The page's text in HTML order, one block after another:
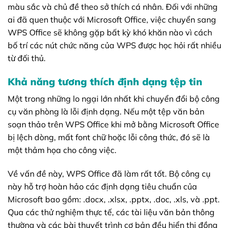
màu sắc và chủ đề theo sở thích cá nhân. Đối với những
ai đã quen thuộc với Microsoft Office, việc chuyển sang
WPS Office sẽ không gặp bất kỳ khó khăn nào vì cách
bố trí các nút chức năng của WPS được học hỏi rất nhiều
từ đối thủ.
Khả năng tương thích định dạng tệp tin
Một trong những lo ngại lớn nhất khi chuyển đổi bộ công
cụ văn phòng là lỗi định dạng. Nếu một tệp văn bản
soạn thảo trên WPS Office khi mở bằng Microsoft Office
bị lệch dòng, mất font chữ hoặc lỗi công thức, đó sẽ là
một thảm họa cho công việc.
Về vấn đề này, WPS Office đã làm rất tốt. Bộ công cụ
này hỗ trợ hoàn hảo các định dạng tiêu chuẩn của
Microsoft bao gồm: .docx, .xlsx, .pptx, .doc, .xls, và .ppt.
Qua các thử nghiệm thực tế, các tài liệu văn bản thông
thường và các bài thuyết trình cơ bản đều hiển thị đồng